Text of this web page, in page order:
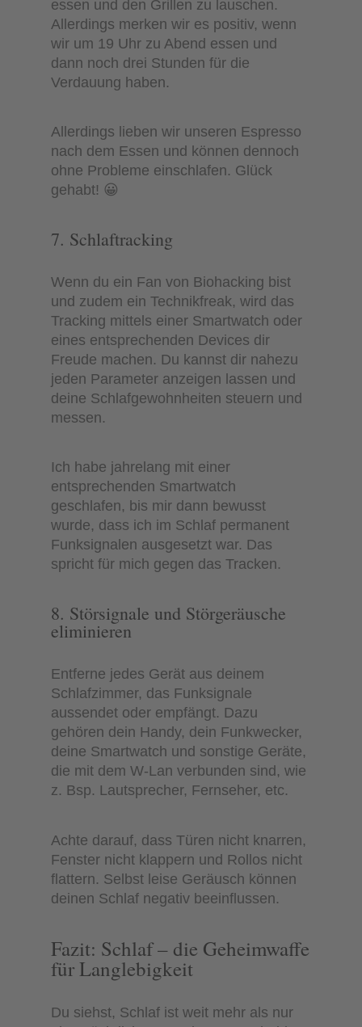
essen und den Grillen zu lauschen.
Allerdings merken wir es positiv, wenn
wir um 19 Uhr zu Abend essen und
dann noch drei Stunden für die
Verdauung haben.
Allerdings lieben wir unseren Espresso
nach dem Essen und können dennoch
ohne Probleme einschlafen. Glück
gehabt! 😀
7. Schlaftracking
Wenn du ein Fan von Biohacking bist
und zudem ein Technikfreak, wird das
Tracking mittels einer Smartwatch oder
eines entsprechenden Devices dir
Freude machen. Du kannst dir nahezu
jeden Parameter anzeigen lassen und
deine Schlafgewohnheiten steuern und
messen.
Ich habe jahrelang mit einer
entsprechenden Smartwatch
geschlafen, bis mir dann bewusst
wurde, dass ich im Schlaf permanent
Funksignalen ausgesetzt war. Das
spricht für mich gegen das Tracken.
8. Störsignale und Störgeräusche
eliminieren
Entferne jedes Gerät aus deinem
Schlafzimmer, das Funksignale
aussendet oder empfängt. Dazu
gehören dein Handy, dein Funkwecker,
deine Smartwatch und sonstige Geräte,
die mit dem W-Lan verbunden sind, wie
z. Bsp. Lautsprecher, Fernseher, etc.
Achte darauf, dass Türen nicht knarren,
Fenster nicht klappern und Rollos nicht
flattern. Selbst leise Geräusch können
deinen Schlaf negativ beeinflussen.
Fazit: Schlaf – die Geheimwaffe
für Langlebigkeit
Du siehst, Schlaf ist weit mehr als nur